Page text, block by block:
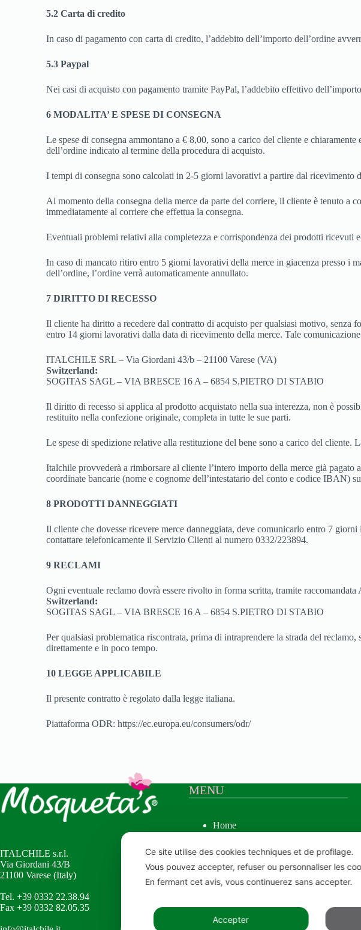
5.2 Carta di credito
In caso di pagamento con carta di credito, l’addebito dell’importo dell’ordine
5.3 Paypal
Nei casi di acquisto con pagamento tramite PayPal, l’addebito effettivo
6 MODALITA’ E SPESE DI CONSEGNA
Le spese di consegna ammontano a € 8,00, sono a carico del cliente e
dell’ordine indicato al termine della procedura di acquisto.
I tempi di consegna sono calcolati in 2-5 giorni lavorativi a partire dal ricevimento
Al momento della consegna della merce da parte del corriere, il cliente è tenuto a
immediatamente al corriere che effettua la consegna.
Eventuali problemi relativi alla completezza e corrispondenza dei prodotti ricevuti
In caso di mancato ritiro entro 5 giorni lavorativi della merce in giacenza presso i
dell’ordine, l’ordine verrà automaticamente annullato.
7 DIRITTO DI RECESSO
Il cliente ha diritto a recedere dal contratto di acquisto per qualsiasi motivo,
entro 14 giorni lavorativi dalla data di ricevimento della merce. Tale
ITALCHILE SRL – Via Giordani 43/b – 21100 Varese (VA)
Switzerland:
SOGITAS SAGL – VIA BRESCE 16 A – 6854 S.PIETRO DI STABIO
Il diritto di recesso si applica al prodotto acquistato nella sua interezza, non è
restituito nella confezione originale, completa in tutte le sue parti.
Le spese di spedizione relative alla restituzione del bene sono a carico del
Italchile provvederà a rimborsare al cliente l’intero importo della merce già
coordinate bancarie (nome e cognome dell’intestatario del conto e codice IBAN)
8 PRODOTTI DANNEGGIATI
Il cliente che dovesse ricevere merce danneggiata, deve comunicarlo entro 7
contattare telefonicamente il Servizio Clienti al numero 0332/223894.
9 RECLAMI
Ogni eventuale reclamo dovrà essere rivolto in forma scritta, tramite
Switzerland:
SOGITAS SAGL – VIA BRESCE 16 A – 6854 S.PIETRO DI STABIO
Per qualsiasi problematica riscontrata, prima di intraprendere la strada del
direttamente e in poco tempo.
10 LEGGE APPLICABILE
Il presente contratto è regolato dalla legge italiana.
Piattaforma ODR: https://ec.europa.eu/consumers/odr/
ITALCHILE s.r.l.
Via Giordani 43/B
21100 Varese (Italy)
Tel. +39 0332 22.38.94
Fax +39 0332 82.05.35
MENU
Home
Huile de Rose Musquée
Immortelle
PRODUITS
Certifications
Contacts
Ce site utilise des cookies techniques et de profilage.
Vous pouvez accepter, refuser ou personnaliser les
En fermant cet avis, vous continuerez sans accepter.
Accepter